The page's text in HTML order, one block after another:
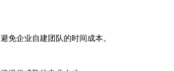
免企业自建团队的时间成本。